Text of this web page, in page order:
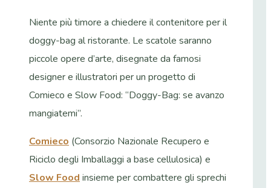
Niente più timore a chiedere il contenitore per il
doggy-bag al ristorante. Le scatole saranno
piccole opere d’arte, disegnate da famosi
designer e illustratori per un progetto di
Comieco e Slow Food: “Doggy-Bag: se avanzo
mangiatemi”.
Comieco (Consorzio Nazionale Recupero e
Riciclo degli Imballaggi a base cellulosica) e
Slow Food insieme per combattere gli sprechi